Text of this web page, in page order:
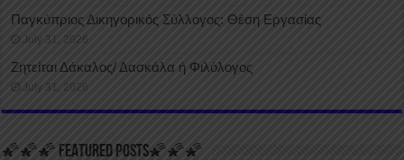
Παγκύπριος Δικηγορικός Σύλλογος: Θέση Εργασίας
July 31, 2026
Ζητείται Δάκαλος/ Δασκάλα ή Φιλόλογος
July 31, 2026
🌠🌠🌠 FEATURED POSTS🌠🌠🌠